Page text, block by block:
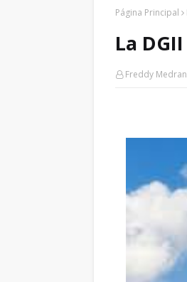
Página Principal
La
Freddy